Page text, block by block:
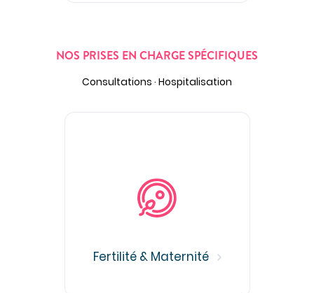
NOS PRISES EN CHARGE SPÉCIFIQUES
Consultations · Hospitalisation
Fertilité & Maternité